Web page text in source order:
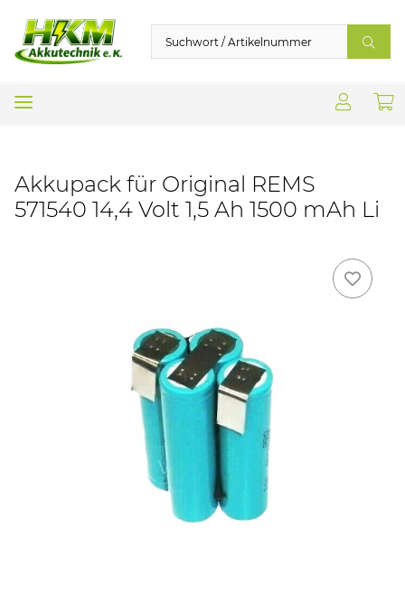
Akkupack für Original REMS
571540 14,4 Volt 1,5 Ah 1500 mAh Li